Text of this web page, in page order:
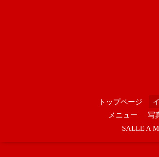
トップページ
メニュー
写
SALLE A